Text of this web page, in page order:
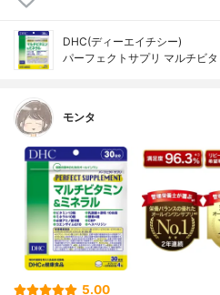
DHC(ディーエイチシー)
パーフェクトサプリ マルチビ
モンタ
5.00